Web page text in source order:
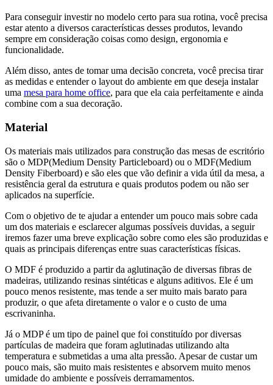
Para conseguir investir no modelo certo para sua rotina, você precisa
estar atento a diversos características desses produtos, levando
sempre em consideração coisas como design, ergonomia e
funcionalidade.
Além disso, antes de tomar uma decisão concreta, você precisa tirar
as medidas e entender o layout do ambiente em que deseja instalar
uma mesa para home office, para que ela caia perfeitamente e ainda
combine com a sua decoração.
Material
Os materiais mais utilizados para construção das mesas de escritório
são o MDP(Medium Density Particleboard) ou o MDF(Medium
Density Fiberboard) e são eles que vão definir a vida útil da mesa, a
resistência geral da estrutura e quais produtos podem ou não ser
aplicados na superfície.
Com o objetivo de te ajudar a entender um pouco mais sobre cada
um dos materiais e esclarecer algumas possíveis duvidas, a seguir
iremos fazer uma breve explicação sobre como eles são produzidas e
quais as principais diferenças entre suas características físicas.
O MDF é produzido a partir da aglutinação de diversas fibras de
madeiras, utilizando resinas sintéticas e alguns aditivos. Ele é um
pouco menos resistente, mas tende a ser muito mais barato para
produzir, o que afeta diretamente o valor e o custo de uma
escrivaninha.
Já o MDP é um tipo de painel que foi constituído por diversas
partículas de madeira que foram aglutinadas utilizando alta
temperatura e submetidas a uma alta pressão. Apesar de custar um
pouco mais, são muito mais resistentes e absorvem muito menos
umidade do ambiente e possíveis derramamentos.